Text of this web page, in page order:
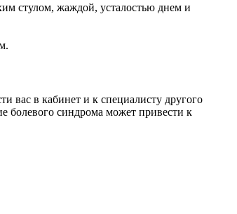
стулом, жаждой, усталостью днем и
вас в кабинет и к специалисту другого
болевого синдрома может привести к